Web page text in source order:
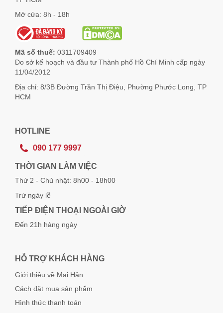
Mở cửa: 8h - 18h
Mã số thuế: 0311709409
Do sở kế hoạch và đầu tư Thành phố Hồ Chí Minh cấp ngày
11/04/2012
Địa chỉ: 8/3B Đường Trần Thị Điệu, Phường Phước Long, TP
HCM
HOTLINE
090 177 9997
THỜI GIAN LÀM VIỆC
Thứ 2 - Chủ nhật: 8h00 - 18h00
Trừ ngày lễ
TIẾP ĐIỆN THOẠI NGOÀI GIỜ
Đến 21h hàng ngày
HỖ TRỢ KHÁCH HÀNG
Giới thiệu về Mai Hân
Cách đặt mua sản phẩm
Hình thức thanh toán